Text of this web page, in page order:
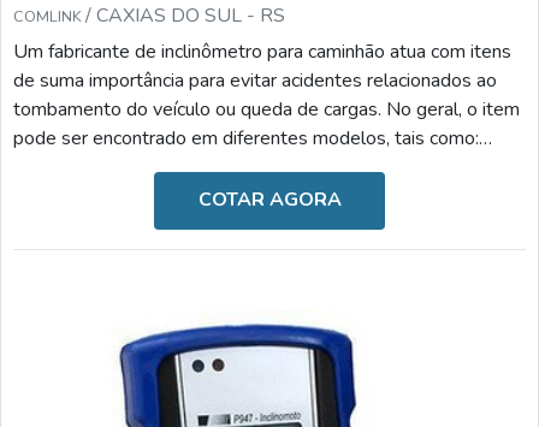
COMLINK/ CAXIAS DO SUL - RS
Um fabricante de inclinômetro para caminhão atua com itens
de suma importância para evitar acidentes relacionados ao
tombamento do veículo ou queda de cargas. No geral, o item
pode ser encontrado em diferentes modelos, tais como:
Inclinômetro para semirreboque: reduz o risco de
tombamento e danos ao caminhão, monitora os ângulos
frontais e laterais de inclinação, bloqueia a subida de caixa
caso seja um processo inseguro e possui alarmes visuais e
COTAR AGORA